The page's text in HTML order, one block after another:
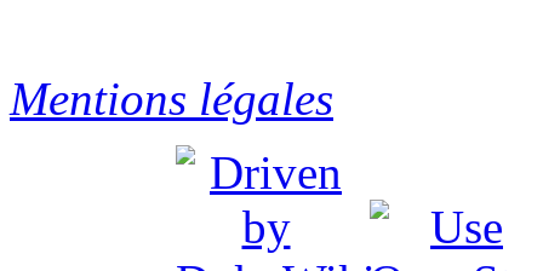
Mentions légales